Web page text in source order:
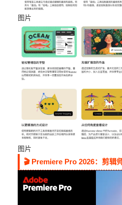
图片
图片
🎬 Premiere Pro 2026：剪辑